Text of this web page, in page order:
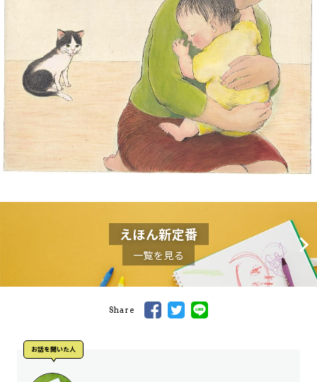
えほん新定番
一覧を見る
Share
お話を聞いた⼈